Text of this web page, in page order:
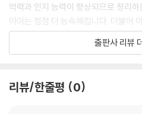
억력과 인지 능력이 향상되므로 정리
아이는 점점 더 능숙해집니다. 더불어
의 물건을 정리하고 싶어 하므로, 부모
효과적으로 습관을 들일 수 있습니다.
모습을 보여 줍니다. 이 책을 통해 아이
출판사 리뷰
리뷰/한줄평 0